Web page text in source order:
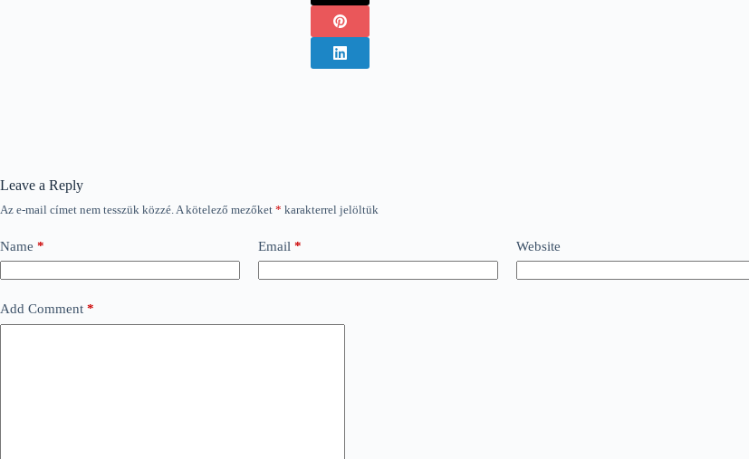
Leave a Reply
Az e-mail címet nem tesszük közzé. A kötelező mezőket * karakterrel jelöltük
Name * Email * Website
Add Comment *